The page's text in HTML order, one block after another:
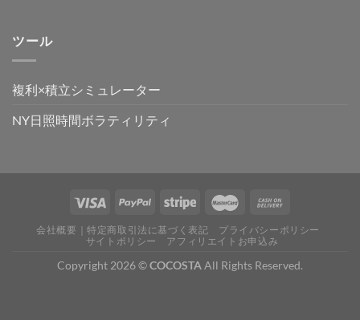
ツール
複利×積立シミュレーター
NY日照時間ボラティリティ
会社概要｜特定商取引法に基づく表記
プライバシーポリシー
サイトポリシー
アフィリエイトお申込み
Copyright 2026 ©COCOSTAAll Rights Reserved.